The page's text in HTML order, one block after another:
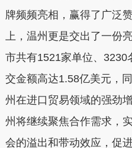
牌频频亮相，赢得了广泛
上，温州更是交出了一份
市共有1521家单位、
交金额高达1.58亿美元，
州在进口贸易领域的强劲
州将继续聚焦合作需求，
会的溢出和带动效应，促